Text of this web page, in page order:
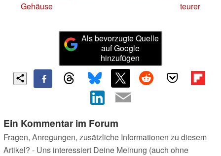
Gehäuse
teurer
Als bevorzugte Quelle
auf Google
hinzufügen
Ein Kommentar im Forum
Fragen, Anregungen, zusätzliche Informationen zu diesem
Artikel? - Uns interessiert Deine Meinung (auch ohne